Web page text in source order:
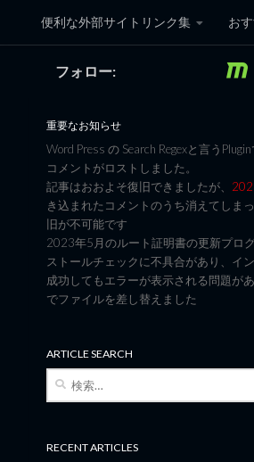
コンテンツへスキップ
便利な外部サイトリンク集 お
黒翼猫のコ
フォロー:
重要なお知らせ
Word Press の Search Regexと言う
コメントがロストしました。
記事はおおよそ復旧できましたが、
き込まれたコメントのうち消えてしま
旧が不可能です
2023年5月のルート証明書の更新プロ
ストールチェックに不具合があり、イ
成功してもエラーが表示される問題が
でファイルを差し替えました
ARTICLE SEARCH
RECENT ARTICLES